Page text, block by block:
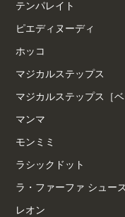
テンパレイト
ピエディヌーディ
ホッコ
マジカルステップス
マジカルステップス［
マンマ
モンミミ
ラシックドット
ラ・ファーファ シュー
レオン